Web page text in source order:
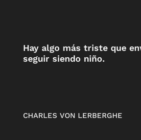
Hay algo más triste que
seguir siendo niño.
CHARLES VON LERBERGHE